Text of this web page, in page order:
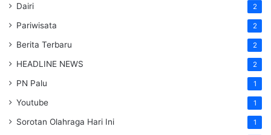
Dairi 2
Pariwisata 2
Berita Terbaru 2
HEADLINE NEWS 2
PN Palu 1
Youtube 1
Sorotan Olahraga Hari Ini 1